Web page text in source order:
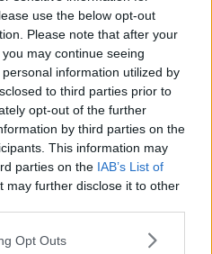
use the below opt-out
Please note that after your
may continue seeing
information utilized by
to third parties prior to
opt-out of the further
by third parties on the
This information may
parties on the IAB’s List of
may further disclose it to other
Opt Outs
ignorata dal G20
guerra civile
Brexit
in guerra
Biden
internazionale
il cambiamento